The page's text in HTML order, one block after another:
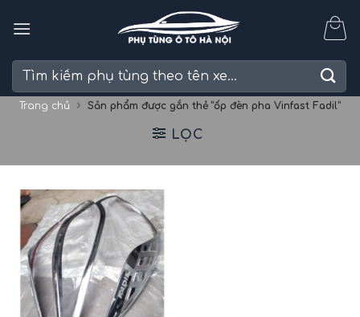
Tìm
Trang chủ Sản phẩm được gắn thẻ “ốp đèn pha Vinfast Fadil”
LỌC